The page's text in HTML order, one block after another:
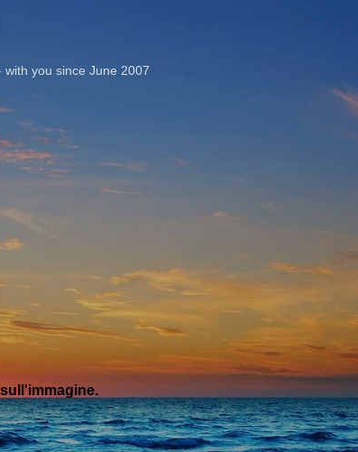
with you since June 2007